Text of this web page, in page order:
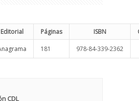
Editorial Páginas ISBN
181 978-84-339-2362
CDL